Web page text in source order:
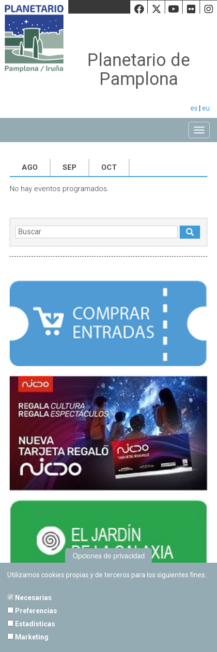
Facebook
Twiiter
Planetario de
Pamplona
es eu
AGO SEP OCT
No hay eventos programados.
Opciones de privacidad
Utilizamos cookies propias y de terceros para los siguientes fines:
Necesarias
Preferencias
Estadísticas
Marketing